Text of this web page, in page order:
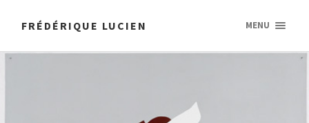
FRÉDÉRIQUE LUCIEN MENU